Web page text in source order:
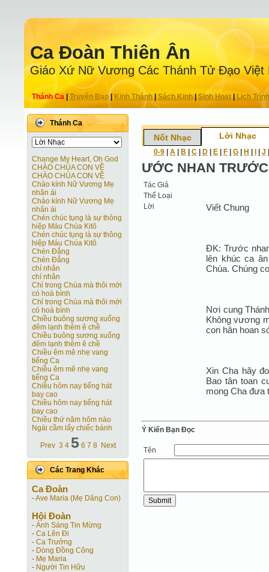
Ca Ðoàn Thiên Ân
Giáo Xứ Nữ Vương Các Thánh Tử Ðạo Việt
Thánh Ca Truyện Ðạo| Kinh Thánh Sách Kinh|Sinh Hoạt| Lịch Trình
Thánh Ca
Change My Heart, Oh God
CHÀO CHÚA CON VỀ
CHÀO CHÚA CON VỀ
Chào kính Nữ Vương Mẹ
nhân ái
Chào kính Nữ Vương Mẹ
nhân ái
Chén chúc tụng là sự thông
hiệp Máu Chúa Kitô
Chén chúc tụng là sự thông
hiệp Máu Chúa Kitô
Chén Đắng
Chén Đắng
chí nhân
chí nhân
Chỉ trong Chúa mà thôi mới
có hoà bình
Chỉ trong Chúa mà thôi mới
có hoà bình
Chiều buông sương xuống
đêm lạnh thêm ê chề
Chiều buông sương xuống
đêm lạnh thêm ê chề
Chiều êm mê nhẹ vang
tiếng Ca
Chiều êm mê nhẹ vang
tiếng Ca
Chiều hôm nay tiếng hát
bay cao
Chiều hôm nay tiếng hát
bay cao
Chiều thứ năm hôm nào
Ngài cầm lấy chiếc bánh
Prev 3 4 5 6 7 8 Next
Các Trang Khác
Ca Ðoàn
-Ave Maria (Mẹ Dâng Con)
Hội Ðoàn
- Ánh Sáng Tin Mừng
- Ca Lên Đi
- Ca Trưởng
- Dòng Đồng Công
- Mẹ Maria
- Người Tin Hữu
Nốt Nhạc Lời Nhạc
0-9 A B C D E F G H J
ƯỚC NHAN TRƯỚC
Tác Giả
Thể Loại
Lời
Viết Chung
ĐK: Trước
lên khúc ca
Chúa. Chúng
Nơi cung
Không vương
con hân hoan
Xin Cha hãy
Bao tân toan
mong Cha đưa
Ý Kiến Bạn Ðọc
Tên